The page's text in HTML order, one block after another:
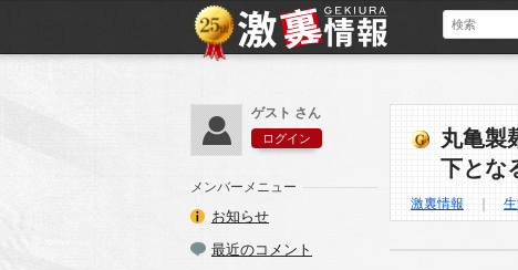
丸亀製
下とな
激裏情報
ゲスト さん
ログイン
メンバーメニュー
お知らせ
最近のコメント